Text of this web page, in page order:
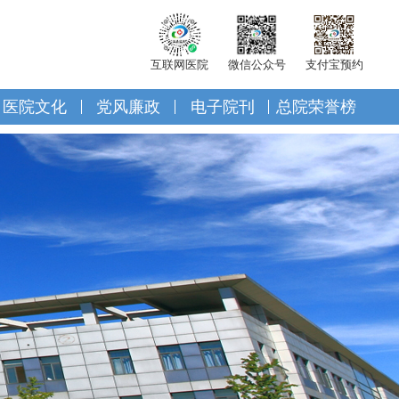
互联网医院 微信公众号 支付宝预约
医院文化 党风廉政 电子院刊 总院荣誉榜